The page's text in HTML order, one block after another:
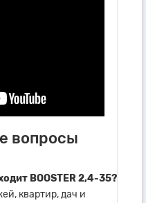
вопросы
BOOSTER 2,4-35?
квартир, дач и